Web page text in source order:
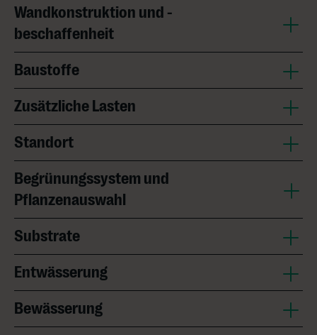
Wandkonstruktion und -
beschaffenheit
Baustoffe
Zusätzliche Lasten
Standort
Begrünungssystem und
Pflanzenauswahl
Substrate
Entwässerung
Bewässerung